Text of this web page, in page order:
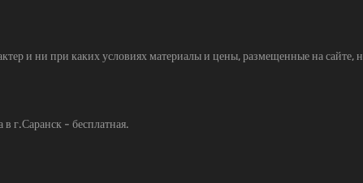
и ни при каких условиях материалы и цены, размещенные на сайте,
г.Саранск - бесплатная.